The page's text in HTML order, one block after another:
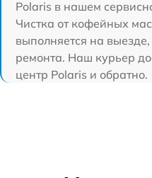
Polaris в нашем
Чистка от кофейных
выполняется на
ремонта. Наш курьер
центр Polaris и обратно.